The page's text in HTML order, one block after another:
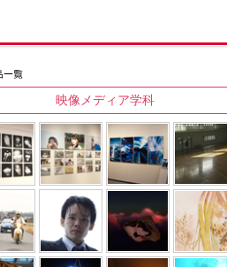
映像メディア学科